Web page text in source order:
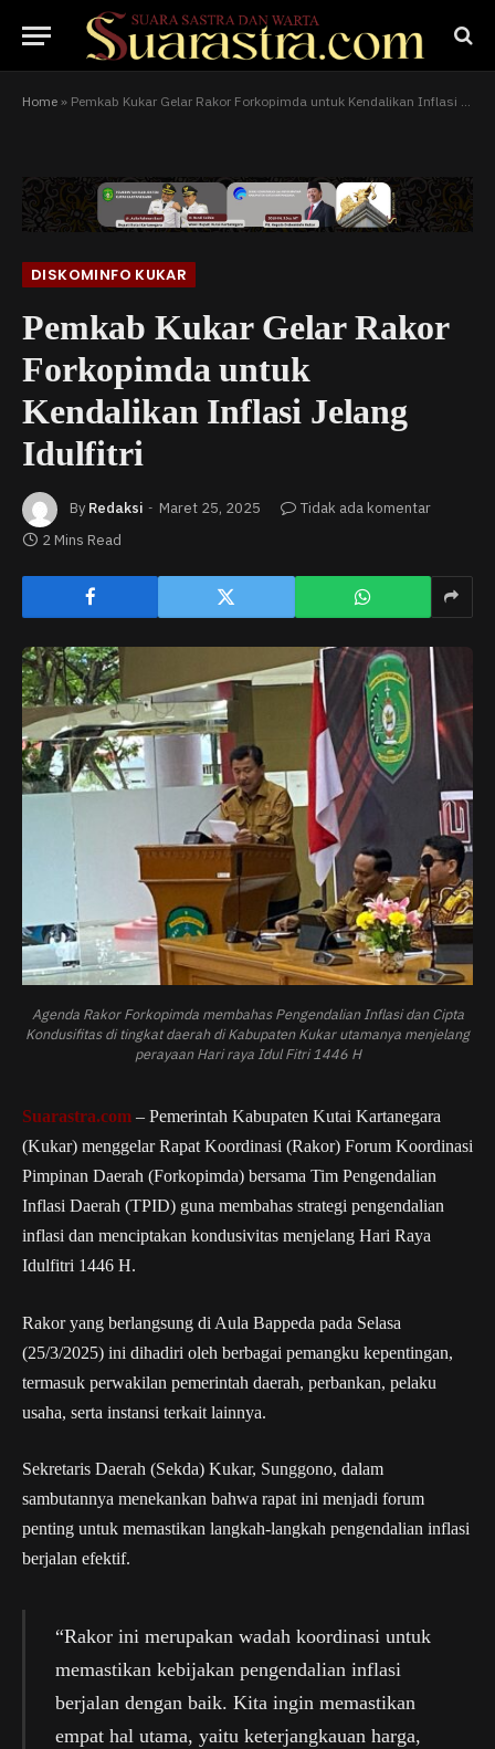
Home » Pemkab Kukar Gelar Rakor Forkopimda untuk Kendalikan Inflasi Jelang Idulfitri
DISKOMINFO KUKAR
Pemkab Kukar Gelar Rakor
Forkopimda untuk
Kendalikan Inflasi Jelang
Idulfitri
By Redaksi Maret 25, 2025
Tidak ada komentar
2 Mins Read
Agenda Rakor Forkopimda membahas Pengendalian Inflasi dan Cipta
Kondusifitas di tingkat daerah di Kabupaten Kukar utamanya menjelang
perayaan Hari raya Idul Fitri 1446 H
Suarastra.com – Pemerintah Kabupaten Kutai Kartanegara
(Kukar) menggelar Rapat Koordinasi (Rakor) Forum Koordinasi
Pimpinan Daerah (Forkopimda) bersama Tim Pengendalian
Inflasi Daerah (TPID) guna membahas strategi pengendalian
inflasi dan menciptakan kondusivitas menjelang Hari Raya
Idulfitri 1446 H.
Rakor yang berlangsung di Aula Bappeda pada Selasa
(25/3/2025) ini dihadiri oleh berbagai pemangku kepentingan,
termasuk perwakilan pemerintah daerah, perbankan, pelaku
usaha, serta instansi terkait lainnya.
Sekretaris Daerah (Sekda) Kukar, Sunggono, dalam
sambutannya menekankan bahwa rapat ini menjadi forum
penting untuk memastikan langkah-langkah pengendalian inflasi
berjalan efektif.
“Rakor ini merupakan wadah koordinasi untuk
memastikan kebijakan pengendalian inflasi
berjalan dengan baik. Kita ingin memastikan
empat hal utama, yaitu keterjangkauan harga,